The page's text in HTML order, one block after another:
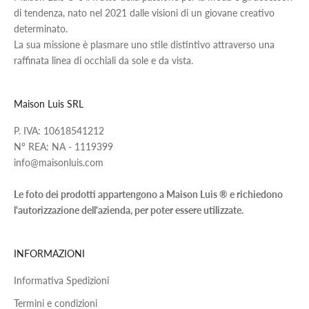
di tendenza, nato nel 2021 dalle visioni di un giovane creativo
determinato.
La sua missione è plasmare uno stile distintivo attraverso una
raffinata linea di occhiali da sole e da vista.
Maison Luis SRL
P. IVA: 10618541212
N° REA: NA - 1119399
info@maisonluis.com
Le foto dei prodotti appartengono a Maison Luis ® e richiedono
l'autorizzazione dell'azienda, per poter essere utilizzate.
INFORMAZIONI
Informativa Spedizioni
Termini e condizioni